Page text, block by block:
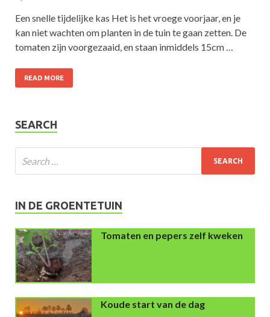
Een snelle tijdelijke kas Het is het vroege voorjaar, en je
kan niet wachten om planten in de tuin te gaan zetten. De
tomaten zijn voorgezaaid, en staan inmiddels 15cm …
READ MORE
SEARCH
IN DE GROENTETUIN
Tomaten en pepers zelf kweken
Koude start van de dag